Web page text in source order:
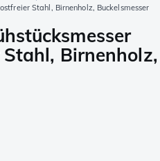
Stahl, Birnenholz, Buckelsmesser
Birnenholz,